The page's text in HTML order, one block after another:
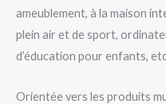
ameublement, à la maison
plein air et de sport,
d’éducation pour enfants,
Orientée vers les produits